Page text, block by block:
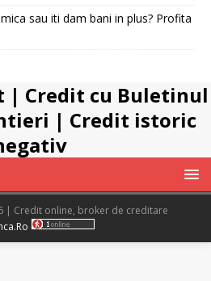
sau iti dam bani in plus? Profita
| Credit cu Buletinul
| Credit istoric
| Credit online, broker de creditare